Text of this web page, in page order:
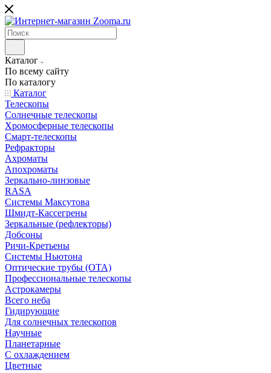
Каталог
По всему сайту
По каталогу
Каталог
Телескопы
Солнечные телескопы
Хромосферные телескопы
Смарт-телескопы
Рефракторы
Ахроматы
Апохроматы
Зеркально-линзовые
RASA
Системы Максутова
Шмидт-Кассегрены
Зеркальные (рефлекторы)
Добсоны
Ричи-Кретьены
Системы Ньютона
Оптические трубы (OTA)
Профессиональные телескопы
Астрокамеры
Всего неба
Гидирующие
Для солнечных телескопов
Научные
Планетарные
С охлаждением
Цветные